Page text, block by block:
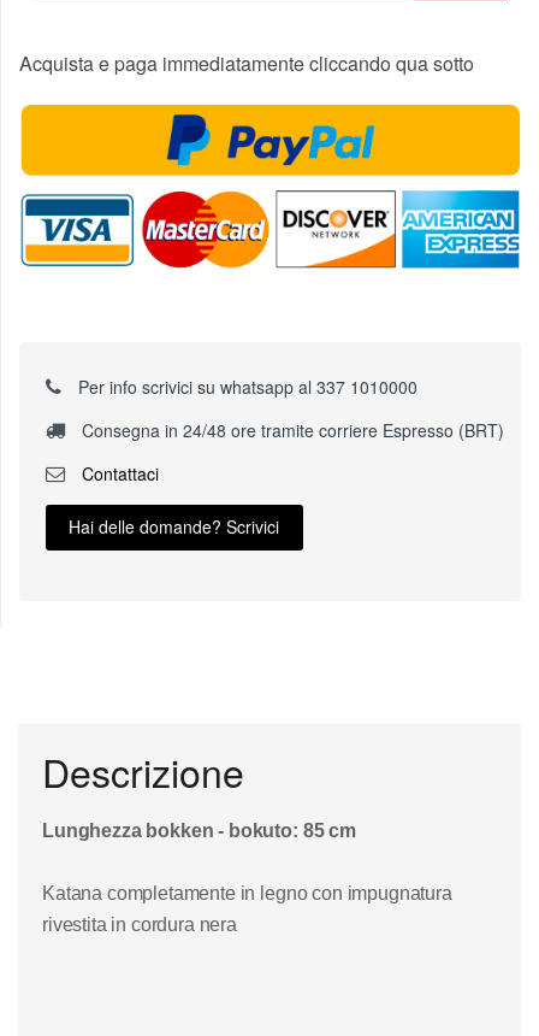
Acquista e paga immediatamente cliccando qua sotto
Per info scrivici su whatsapp al 337 1010000
Consegna in 24/48 ore tramite corriere Espresso (BRT)
Contattaci
Hai delle domande? Scrivici
Descrizione
Lunghezza bokken - bokuto: 85 cm
Katana completamente in legno con impugnatura
rivestita in cordura nera